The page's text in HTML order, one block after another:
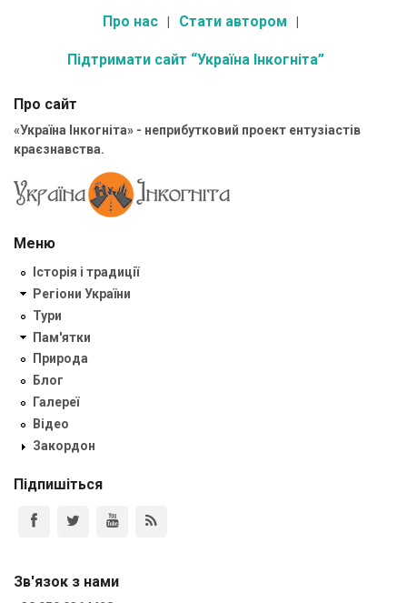
Про нас Стати автором
Підтримати сайт “Україна Інкогніта”
Про сайт
«Україна Інкогніта» - неприбутковий проект ентузіастів
краєзнавства.
Меню
Історія і традиції
Регіони України
Тури
Пам'ятки
Природа
Блог
Галереї
Відео
Закордон
Підпишіться
Зв'язок з нами